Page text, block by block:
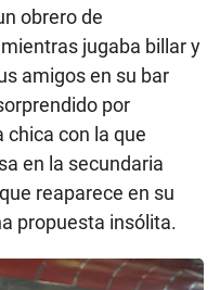
obrero de
jugaba billar y
amigos en su bar
por
chica con la que
en la secundaria
reaparece en su
propuesta insólita.